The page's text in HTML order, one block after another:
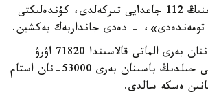
تاۋلىكتە ك ۆ ي اۋرۋىنىڭ 112 جاعدايى تىركەلدى، كۇندەلىكتى
ول ەپيدەميا باستالعاننان بەرى الماتى قالاسىندا 71820 اۋرۋ
تىركەلگەنىن، ال وسى جىلدىڭ باسىنان بەرى 53000-نان استام
ەسكە سالدى.